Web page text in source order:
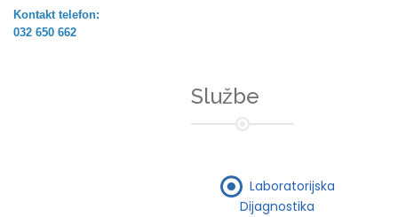
Kontakt telefon:
032 650 662
Službe
Laboratorijska
Dijagnostika